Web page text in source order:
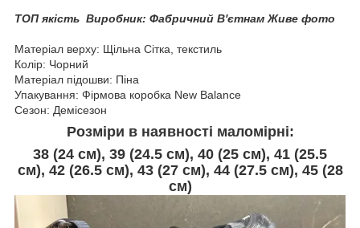
ТОП якість Виробник: Фабричний В'єтнам Живе фото
Матеріал верху: Щільна Сітка, текстиль
Колір: Чорний
Матеріал підошви: Піна
Упакування: Фірмова коробка New Balance
Сезон: Демісезон
Розміри в наявності маломірні:
38 (24 см), 39 (24.5 см), 40 (25 см), 41 (25.5
см), 42 (26.5 см), 43 (27 см), 44 (27.5 см), 45 (28
см)